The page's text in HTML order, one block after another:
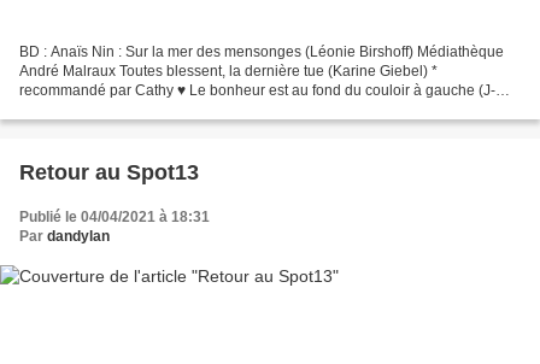
BD : Anaïs Nin : Sur la mer des mensonges (Léonie Birshoff) Médiathèque
André Malraux Toutes blessent, la dernière tue (Karine Giebel) *
recommandé par Cathy ♥ Le bonheur est au fond du couloir à gauche (J-M
Retour au Spot13
Publié le 04/04/2021 à 18:31
Par dandylan